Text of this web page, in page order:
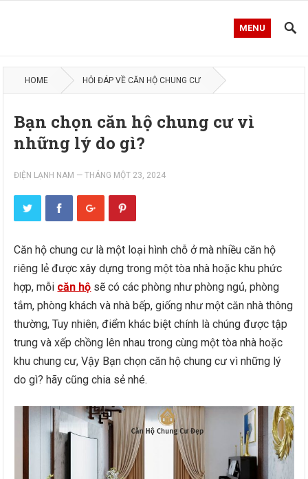
MENU
HOME HỎI ĐÁP VỀ CĂN HỘ CHUNG CƯ
Bạn chọn căn hộ chung cư vì
những lý do gì?
ĐIỆN LẠNH NAM —THÁNG MỘT 23, 2024
Căn hộ chung cư là một loại hình chỗ ở mà nhiều căn hộ
riêng lẻ được xây dựng trong một tòa nhà hoặc khu phức
hợp, mỗi căn hộ sẽ có các phòng như phòng ngủ, phòng
tắm, phòng khách và nhà bếp, giống như một căn nhà thông
thường, Tuy nhiên, điểm khác biệt chính là chúng được tập
trung và xếp chồng lên nhau trong cùng một tòa nhà hoặc
khu chung cư, Vậy Bạn chọn căn hộ chung cư vì những lý
do gì? hãy cũng chia sẻ nhé.